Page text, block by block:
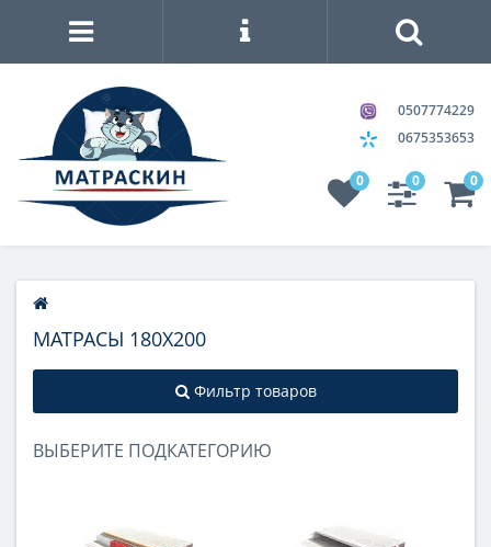
0507774229
0675353653
0 0 0
МАТРАСЫ 180Х200
Фильтр товаров
ВЫБЕРИТЕ ПОДКАТЕГОРИЮ